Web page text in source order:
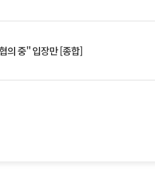
의 중" 입장만 [종합]